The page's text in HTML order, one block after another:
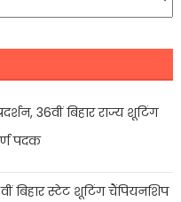
36वीं बिहार राज्य शूटिंग
पदक
बिहार स्टेट शूटिंग चैंपियनशिप